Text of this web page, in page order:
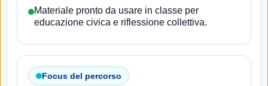
Materiale pronto da usare in classe per
educazione civica e riflessione collettiva.
Focus del percorso